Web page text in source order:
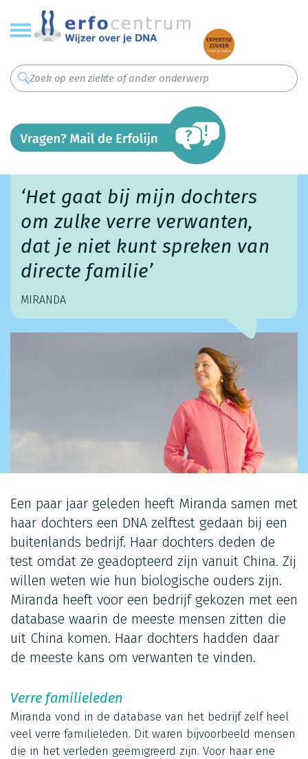
Overslaan
en
naar
inhoud
gaan
‘Het gaat bij mijn dochters
om zulke verre verwanten,
dat je niet kunt spreken van
directe familie’
MIRANDA
Een paar jaar geleden heeft Miranda samen met
haar dochters een DNA zelftest gedaan bij een
buitenlands bedrijf. Haar dochters deden de
test omdat ze geadopteerd zijn vanuit China. Zij
willen weten wie hun biologische ouders zijn.
Miranda heeft voor een bedrijf gekozen met een
database waarin de meeste mensen zitten die
uit China komen. Haar dochters hadden daar
de meeste kans om verwanten te vinden.
Verre familieleden
Miranda vond in de database van het bedrijf zelf heel
veel verre familieleden. Dit waren bijvoorbeeld mensen
die in het verleden geëmigreerd zijn. Voor haar ene